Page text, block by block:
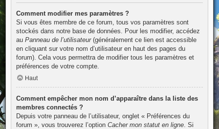
Comment modifier mes paramètres ?
Si vous êtes membre de ce forum, tous vos paramètres sont
stockés dans notre base de données. Pour les modifier, accédez
au Panneau de l’utilisateur(généralement ce lien est accessible
en cliquant sur votre nom d’utilisateur en haut des pages du
forum). Cela vous permettra de modifier tous les paramètres et
préférences de votre compte.
Haut
Comment empêcher mon nom d’apparaître dans la liste des
membres connectés ?
Depuis votre panneau de l’utilisateur, onglet « Préférences du
forum », vous trouverez l’option Cacher mon statut en ligne. Si